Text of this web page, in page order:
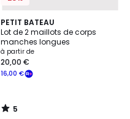
PETIT BATEAU
Lot de 2 maillots de corps
manches longues
à partir de
16,00 €
20,00 €
5
/
5
5
/